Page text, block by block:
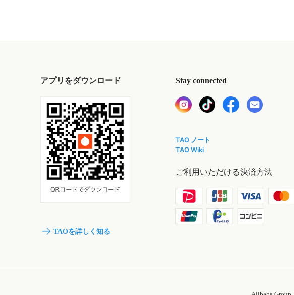
アプリをダウンロード
TAOを詳しく知る
Stay connected
TAO ノート
TAO Wiki
ご利用いただける決済方法